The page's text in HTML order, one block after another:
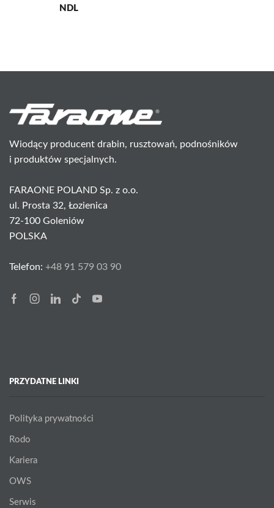
NDL
Wiodący producent drabin, rusztowań, podnośników
i produktów specjalnych.
FARAONE POLAND Sp. z o.o.
ul. Prosta 32, Łozienica
72-100 Goleniów
POLSKA
Telefon: +48 91 579 03 90
FacebookInstagram
Linkedin
Tik-
Youtube
PRZYDATNE LINKI
Polityka prywatności
Rodo
Kariera
OWS
Serwis